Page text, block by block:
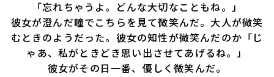
「忘れちゃうよ。どんな大切なこともね。」
彼女が澄んだ瞳でこちらを見て微笑んだ。大人が微笑
むときのようだった。彼女の知性が微笑んだのか「じ
ゃあ、私がときどき思い出させてあげるね。」
彼女がその日一番、優しく微笑んだ。